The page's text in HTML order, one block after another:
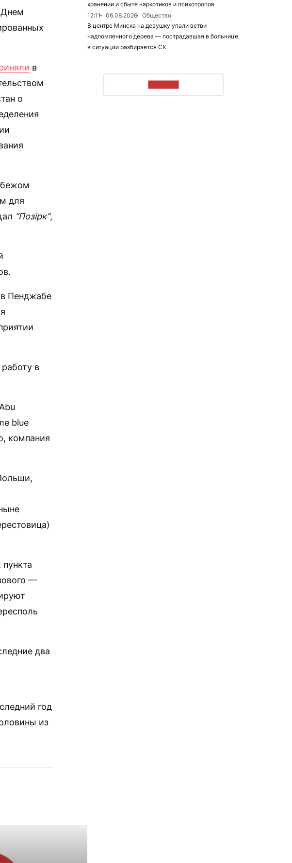
Днем
в
о
для
“Позірк“,
Пенджабе
в
blue
компания
—
два
год
из
хранении и сбыте наркотиков и психотропов
12:11
06.08.2026
Общество
В центре Минска на девушку упали ветви
надломленного дерева — пострадавшая в больнице,
в ситуации разбирается СК